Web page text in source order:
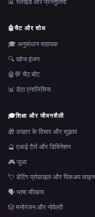
📊 स्लाइड और प्रस्तुतियाँ
🤖चैट और शोध
🎓 अनुसंधान सहायक
🔍 खोज इंजन
🤖💬 चैट बॉट
📊 डेटा एनालिसिस
🎓शिक्षा और जीवनशैली
🎁 उपहार के विचार और सुझाव
🔮 एआई टैरो और डिविनेशन
🎮 जुआ
💘 डेटिंग प्रोफ़ाइल और पिकअप लाइन
🗣️ भाषा सीखना
🎲 मनोरंजन और नोवेल्टी